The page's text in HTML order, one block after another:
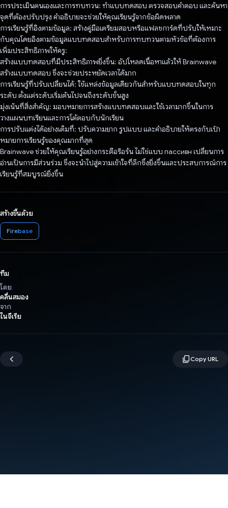
การประเมินตนเองและการทบทวน: ทำแบบทดสอบ ตรวจสอบคำตอบ และค้นหา
จุดที่ต้องปรับปรุง คําอธิบายจะช่วยให้คุณเรียนรู้จากข้อผิดพลาด
การเรียนรู้ที่อิงตามข้อมูล: สร้างคู่มือเตรียมสอบหรือแฟลชการ์ดที่ปรับให้เหมาะ
กับคุณโดยอิงตามข้อมูลแบบทดสอบสําหรับการทบทวนตามหัวข้อที่ต้องการ
เพิ่มประสิทธิภาพให้ครู:
สร้างแบบทดสอบที่มีประสิทธิภาพยิ่งขึ้น: อัปโหลดเนื้อหาแล้วให้ Brainwave
สร้างแบบทดสอบ ซึ่งจะช่วยประหยัดเวลาได้มาก
การเรียนรู้ที่ปรับเปลี่ยนได้: ใช้แหล่งข้อมูลเดียวกันสําหรับแบบทดสอบในทุก
ระดับ ตั้งแต่ระดับเริ่มต้นไปจนถึงระดับขั้นสูง
มุ่งเน้นที่สิ่งสําคัญ: มอบหมายการสร้างแบบทดสอบและใช้เวลามากขึ้นในการ
วางแผนบทเรียนและการโต้ตอบกับนักเรียน
การปรับแต่งได้อย่างเต็มที่: ปรับความยาก รูปแบบ และคําอธิบายให้ตรงกับเป้า
หมายการเรียนรู้ของคุณมากที่สุด
Brainwave ช่วยให้คุณเรียนรู้อย่างกระตือรือร้น ไม่ใช่แบบ пассивн เปลี่ยนการ
อ่านเป็นการมีส่วนร่วม ซึ่งจะนำไปสู่ความเข้าใจที่ลึกซึ้งยิ่งขึ้นและประสบการณ์การ
เรียนรู้ที่สมบูรณ์ยิ่งขึ้น
สร้างขึ้นด้วย
Firebase
ทีม
โดย
คลื่นสมอง
จาก
ไนจีเรีย